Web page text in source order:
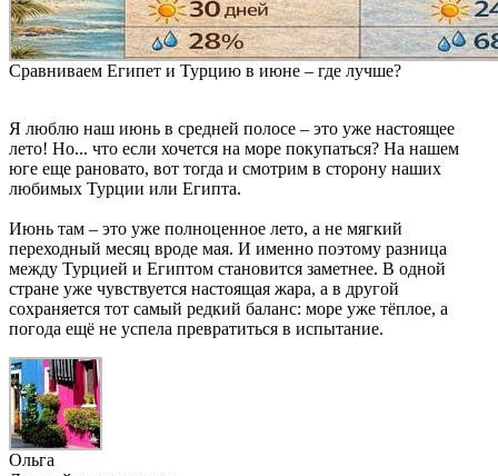
Сравниваем Египет и Турцию в июне – где лучше?
Я люблю наш июнь в средней полосе – это уже настоящее
лето! Но... что если хочется на море покупаться? На нашем
юге еще рановато, вот тогда и смотрим в сторону наших
любимых Турции или Египта.
Июнь там – это уже полноценное лето, а не мягкий
переходный месяц вроде мая. И именно поэтому разница
между Турцией и Египтом становится заметнее. В одной
стране уже чувствуется настоящая жара, а в другой
сохраняется тот самый редкий баланс: море уже тёплое, а
погода ещё не успела превратиться в испытание.
Ольга